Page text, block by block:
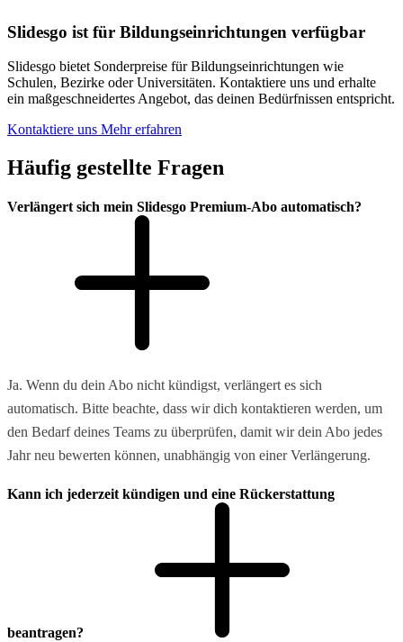
Slidesgo ist für Bildungseinrichtungen verfügbar
Slidesgo bietet Sonderpreise für Bildungseinrichtungen wie
Schulen, Bezirke oder Universitäten. Kontaktiere uns und erhalte
ein maßgeschneidertes Angebot, das deinen Bedürfnissen entspricht.
Kontaktiere uns Mehr erfahren
Häufig gestellte Fragen
Verlängert sich mein Slidesgo Premium-Abo automatisch?
Ja. Wenn du dein Abo nicht kündigst, verlängert es sich
automatisch. Bitte beachte, dass wir dich kontaktieren werden, um
den Bedarf deines Teams zu überprüfen, damit wir dein Abo jedes
Jahr neu bewerten können, unabhängig von einer Verlängerung.
Kann ich jederzeit kündigen und eine Rückerstattung
beantragen?